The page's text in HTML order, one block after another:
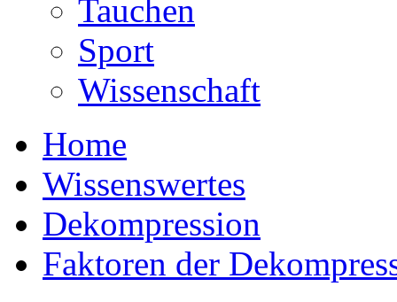
Tauchen
Sport
Wissenschaft
Home
Wissenswertes
Dekompression
Faktoren der